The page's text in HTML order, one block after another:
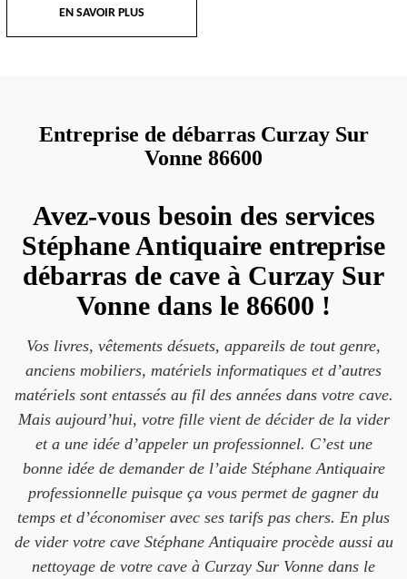
EN SAVOIR PLUS
Entreprise de débarras Curzay Sur
Vonne 86600
Avez-vous besoin des services
Stéphane Antiquaire entreprise
débarras de cave à Curzay Sur
Vonne dans le 86600 !
Vos livres, vêtements désuets, appareils de tout genre,
anciens mobiliers, matériels informatiques et d’autres
matériels sont entassés au fil des années dans votre cave.
Mais aujourd’hui, votre fille vient de décider de la vider
et a une idée d’appeler un professionnel. C’est une
bonne idée de demander de l’aide Stéphane Antiquaire
professionnelle puisque ça vous permet de gagner du
temps et d’économiser avec ses tarifs pas chers. En plus
de vider votre cave Stéphane Antiquaire procède aussi au
nettoyage de votre cave à Curzay Sur Vonne dans le